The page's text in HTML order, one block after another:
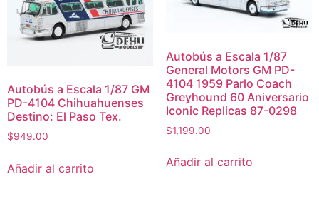
Autobús a Escala 1/87 GM
PD-4104 Chihuahuenses
Destino: El Paso Tex.
$949.00
Añadir al carrito
Autobús a Escala 1/87
General Motors GM PD-
4104 1959 Parlo Coach
Greyhound 60 Aniversario
Iconic Replicas 87-0298
$1,199.00
Añadir al carrito